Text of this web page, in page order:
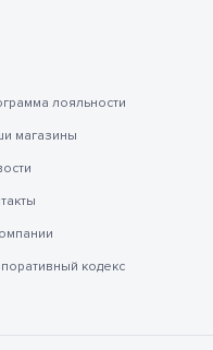
лояльности
магазины
кодекс